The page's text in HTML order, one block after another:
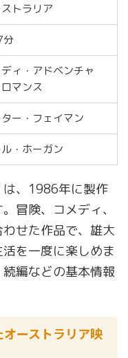
トラリア
分
ィ・アドベンチャ
マンス
ー・フェイマン
・ホーガン
は、1986年に製作
冒険、コメディ、
せた作品で、雄大
を一度に楽しめま
編などの基本情報
ーストラリア映